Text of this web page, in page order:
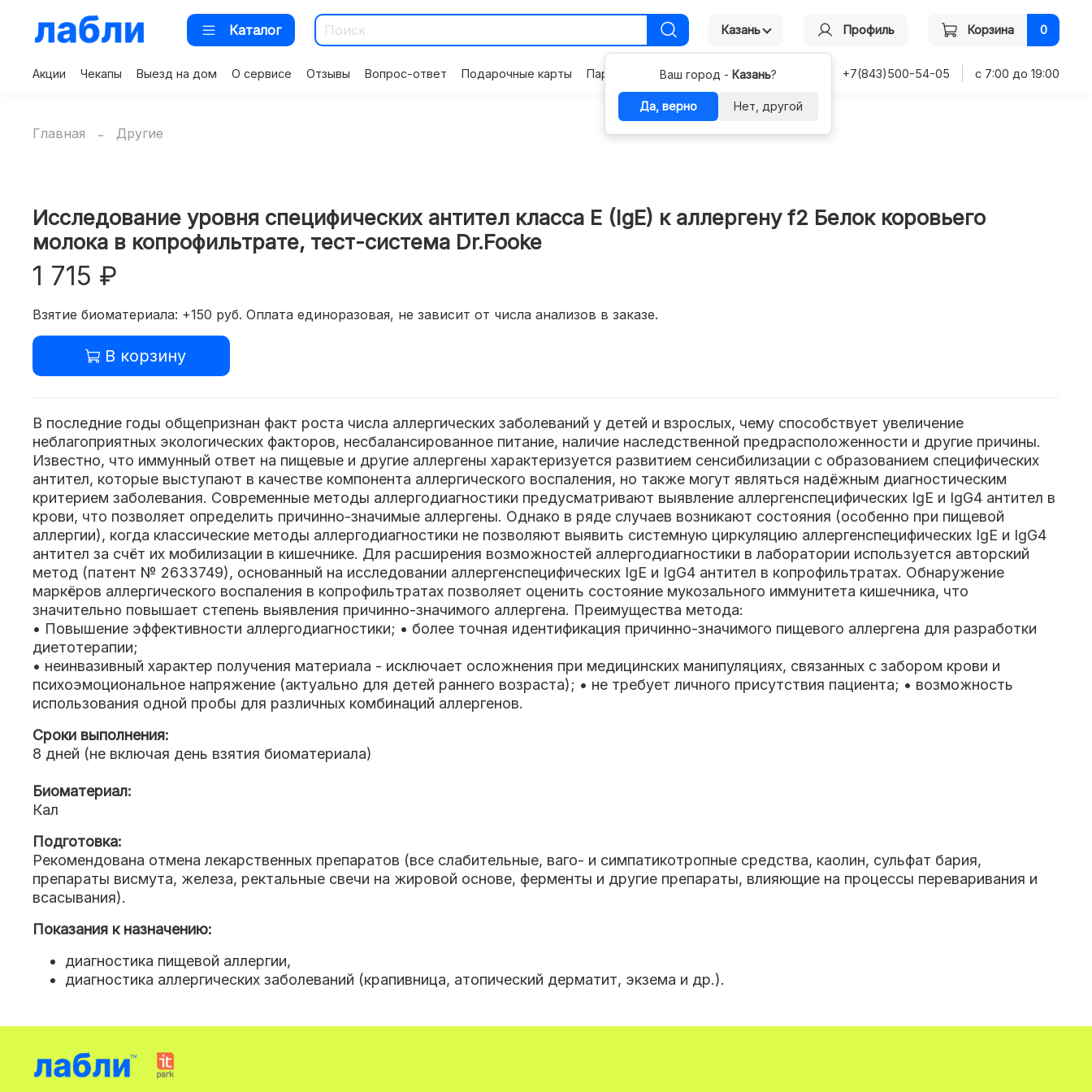
Каталог Казань
Ваш город - Казань?
Да, верно Нет, другой
Профиль Корзина 0
Акции Чекапы Выезд на дом О сервисе Отзывы Вопрос-ответ Подарочные карты Партнерам Контакты +7(843)500-54-05 с 7:00 до 19:00
Главная Другие
Исследование уровня специфических антител класса E (IgE) к аллергену f2 Белок коровьего
молока в копрофильтрате, тест-система Dr.Fooke
1 715 ₽
Взятие биоматериала: +150 руб. Оплата единоразовая, не зависит от числа анализов в заказе.
В корзину
В последние годы общепризнан факт роста числа аллергических заболеваний у детей и взрослых, чему способствует увеличение
неблагоприятных экологических факторов, несбалансированное питание, наличие наследственной предрасположенности и другие причины.
Известно, что иммунный ответ на пищевые и другие аллергены характеризуется развитием сенсибилизации с образованием специфических
антител, которые выступают в качестве компонента аллергического воспаления, но также могут являться надёжным диагностическим
критерием заболевания. Современные методы аллергодиагностики предусматривают выявление аллергенспецифических IgЕ и IgG4 антител в
крови, что позволяет определить причинно-значимые аллергены. Однако в ряде случаев возникают состояния (особенно при пищевой
аллергии), когда классические методы аллергодиагностики не позволяют выявить системную циркуляцию аллергенспецифических IgE и IgG4
антител за счёт их мобилизации в кишечнике. Для расширения возможностей аллергодиагностики в лаборатории используется авторский
метод (патент № 2633749), основанный на исследовании аллергенспецифических IgE и IgG4 антител в копрофильтратах. Обнаружение
маркёров аллергического воспаления в копрофильтратах позволяет оценить состояние мукозального иммунитета кишечника, что
значительно повышает степень выявления причинно-значимого аллергена. Преимущества метода:
• Повышение эффективности аллергодиагностики; • более точная идентификация причинно-значимого пищевого аллергена для разработки
диетотерапии;
• неинвазивный характер получения материала - исключает осложнения при медицинских манипуляциях, связанных с забором крови и
психоэмоциональное напряжение (актуально для детей раннего возраста); • не требует личного присутствия пациента; • возможность
использования одной пробы для различных комбинаций аллергенов.
Сроки выполнения:
8 дней (не включая день взятия биоматериала)
Биоматериал:
Кал
Подготовка:
Рекомендована отмена лекарственных препаратов (все слабительные, ваго- и симпатикотропные средства, каолин, сульфат бария,
препараты висмута, железа, ректальные свечи на жировой основе, ферменты и другие препараты, влияющие на процессы переваривания и
всасывания).
Показания к назначению:
диагностика пищевой аллергии,
диагностика аллергических заболеваний (крапивница, атопический дерматит, экзема и др.).